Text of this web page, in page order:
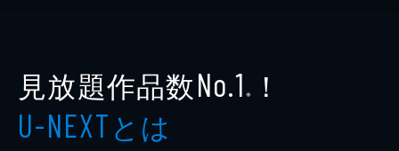
見放題作品数No.1 ※ ！
U-NEXTとは